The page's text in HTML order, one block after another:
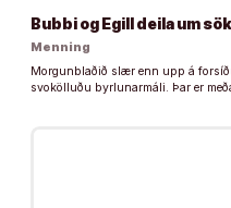
Bubbi og Egill deila um
Menning
Morgunblaðið slær enn upp á
svokölluðu byrlunarmáli. Þar er